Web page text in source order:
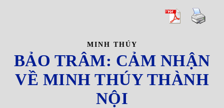
MINH THÚY
BẢO TRÂM: CẢM NHẬN
VỀ MINH THÚY THÀNH
NỘI